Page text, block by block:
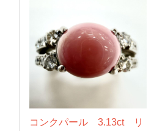
コンクパール 3.13ct リ